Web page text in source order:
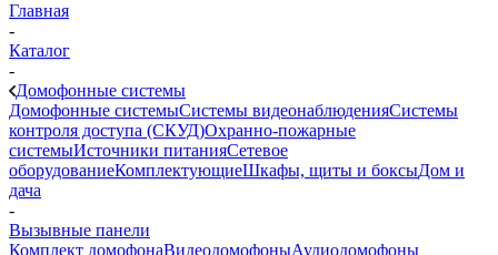
Главная
-
Каталог
-
Домофонные системы
Домофонные системыСистемы видеонаблюденияСистемы
контроля доступа (СКУД)Охранно-пожарные
системыИсточники питанияСетевое
оборудованиеКомплектующиеШкафы, щиты и боксыДом и
дача
-
Вызывные панели
Комплект домофонаВидеодомофоныАудиодомофоны